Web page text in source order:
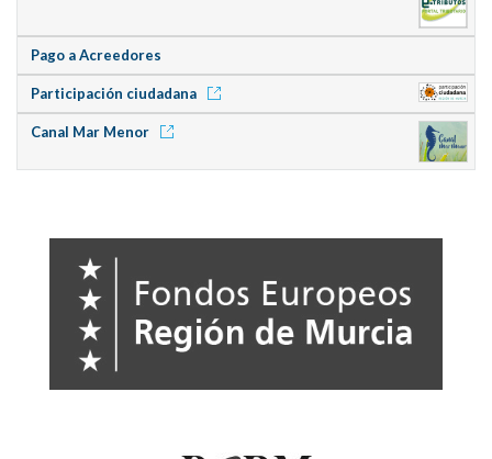
Pago a Acreedores
Participación ciudadana
Canal Mar Menor